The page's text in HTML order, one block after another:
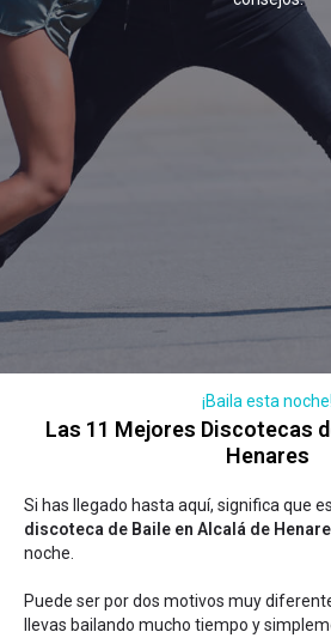
¡Baila esta noche!
Las 11 Mejores Discotecas
Henares
Si has llegado hasta aquí, significa que
discoteca de Baile en Alcalá de
noche.
Puede ser por dos motivos muy
llevas bailando mucho tiempo y